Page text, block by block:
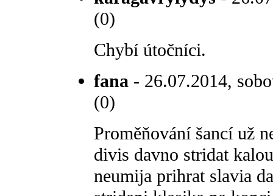
(0)
Chybí útočníci.
fana - 26.07.2014,
(0)
Proměňování šancí už
divis davno stridat
neumija prihrat slavia